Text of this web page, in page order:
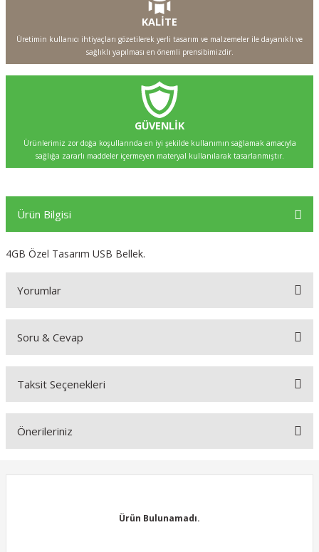
KALİTE
Üretimin kullanıcı ihtiyaçları gözetilerek yerli tasarım ve malzemeler ile dayanıklı ve
sağlıklı yapılması en önemli prensibimizdir.
GÜVENLİK
Ürünlerimiz zor doğa koşullarında en iyi şekilde kullanımın sağlamak amacıyla
sağlığa zararlı maddeler içermeyen materyal kullanılarak tasarlanmıştır.
Ürün Bilgisi
4GB Özel Tasarım USB Bellek.
Yorumlar
Bu ürüne ilk yorumu siz yapın!
Soru & Cevap
Ürün hakkında henüz soru sorulmamış.
Taksit Seçenekleri
Önerileriniz
Görüş ve önerileriniz için teşekkür ederiz.
Ürün Bulunamadı.